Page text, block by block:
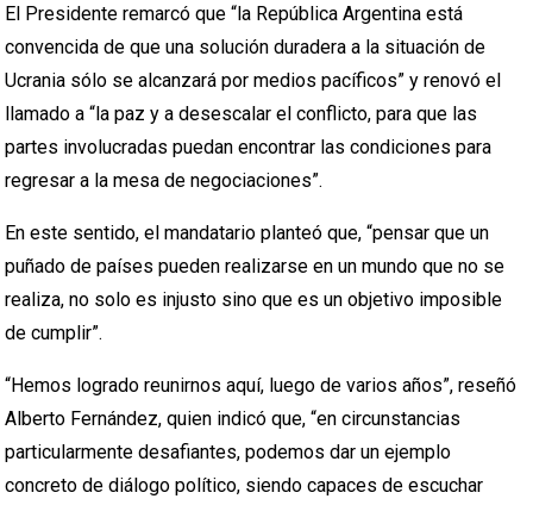
El Presidente remarcó que “la República Argentina está
convencida de que una solución duradera a la situación de
Ucrania sólo se alcanzará por medios pacíficos” y renovó el
llamado a “la paz y a desescalar el conflicto, para que las
partes involucradas puedan encontrar las condiciones para
regresar a la mesa de negociaciones”.
En este sentido, el mandatario planteó que, “pensar que un
puñado de países pueden realizarse en un mundo que no se
realiza, no solo es injusto sino que es un objetivo imposible
de cumplir”.
“Hemos logrado reunirnos aquí, luego de varios años”, reseñó
Alberto Fernández, quien indicó que, “en circunstancias
particularmente desafiantes, podemos dar un ejemplo
concreto de diálogo político, siendo capaces de escuchar